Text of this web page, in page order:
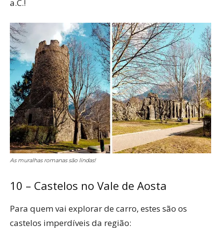
a.C.!
As muralhas romanas são lindas!
10 – Castelos no Vale de Aosta
Para quem vai explorar de carro, estes são os
castelos imperdíveis da região: